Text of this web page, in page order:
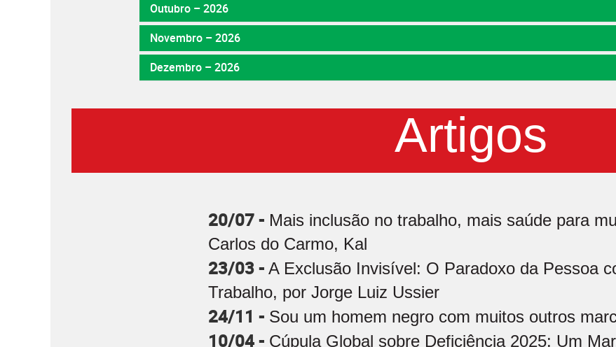
Outubro – 2026
Novembro – 2026
Dezembro – 2026
Artigos
20/07 - Mais inclusão no trabalho, mais saúde para
Carlos do Carmo, Kal
23/03 - A Exclusão Invisível: O Paradoxo da Pessoa
Trabalho, por Jorge Luiz Ussier
24/11 - Sou um homem negro com muitos outros
10/04 - Cúpula Global sobre Deficiência 2025: Um